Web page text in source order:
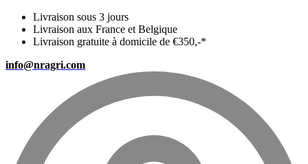
Livraison sous 3 jours
Livraison aux France et Belgique
Livraison gratuite à domicile de €350,-*
info@nragri.com